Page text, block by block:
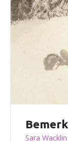
Sara Wacklin